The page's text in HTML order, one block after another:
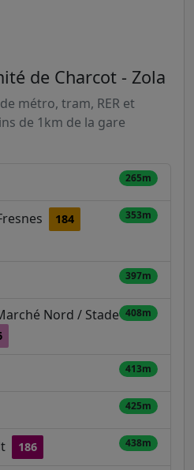
de Charcot - Zola
métro, tram, RER et
de 1km de la gare
265m
184
353m
397m
Nord / Stade 408m
413m
425m
186 438m